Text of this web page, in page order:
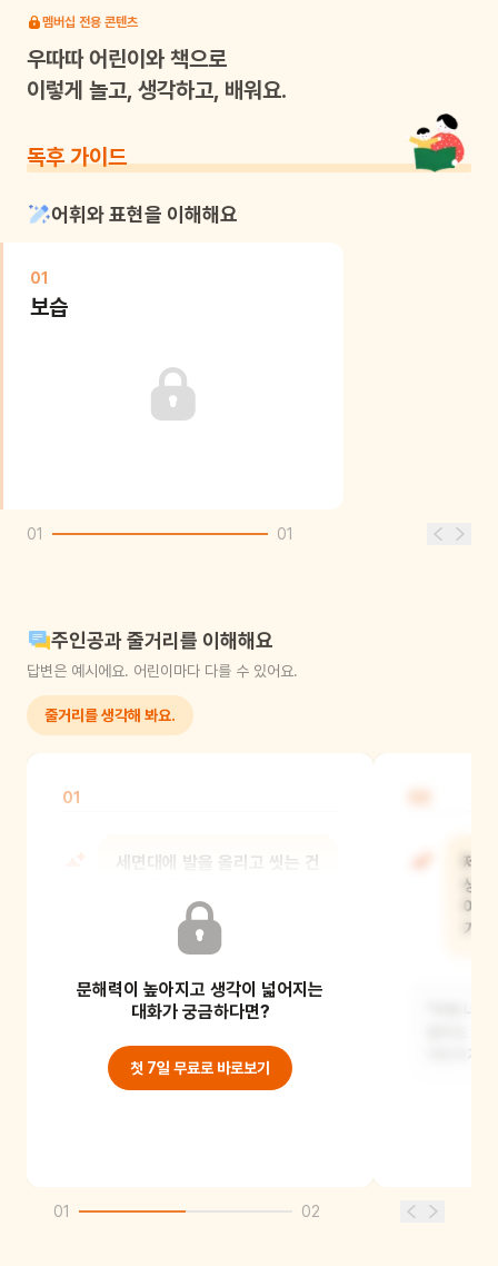
멤버십 전용 콘텐츠
우따따어린이와 책으로
이렇게 놀고, 생각하고, 배워요.
독후 가이드
어휘와 표현을 이해해요
01
보습
01 01
주인공과 줄거리를 이해해요
답변은 예시에요. 어린이마다 다를 수 있어요.
줄거리를 생각해 봐요.
01
세면대에 발을 올리고 씻는 건
세면대가 떨어져서 다칠 수 있기
때문이에요.
문해력이 높아지고 생각이 넓어지는
대화가 궁금하다면?
첫 7일 무료로 바로보기
제
생
어
기
어린이가
01 02